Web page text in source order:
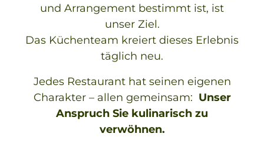
und Arrangement bestimmt ist, ist
unser Ziel.
Das Küchenteam kreiert dieses Erlebnis
täglich neu.
Jedes Restaurant hat seinen eigenen
Charakter – allen gemeinsam: Unser
Anspruch Sie kulinarisch zu
verwöhnen.